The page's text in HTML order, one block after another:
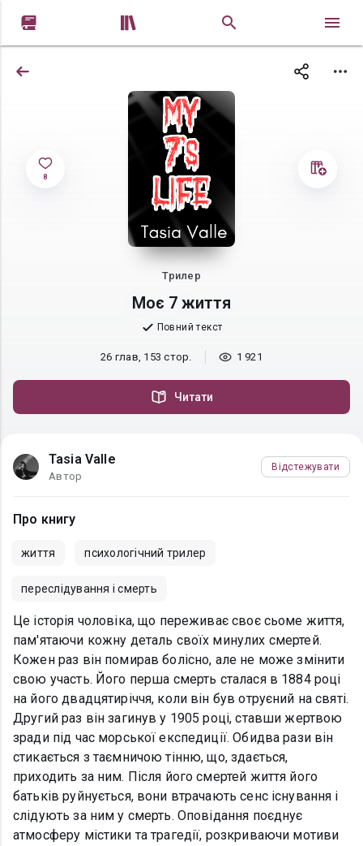
 
8
Трилер
Моє 7 життя
Повний текст
26 глав, 153 стор. 1 921
Читати
Tasia Valle
Автор
Відстежувати
Про книгу
життя психологічний трилер
переслідування і смерть
Це історія чоловіка, що переживає своє сьоме життя,
пам'ятаючи кожну деталь своїх минулих смертей.
Кожен раз він помирав болісно, але не може змінити
свою участь. Його перша смерть сталася в 1884 році
на його двадцятиріччя, коли він був отруєний на святі.
Другий раз він загинув у 1905 році, ставши жертвою
зради під час морської експедиції. Обидва рази він
стикається з таємничою тінню, що, здається,
приходить за ним. Після його смертей життя його
батьків руйнується, вони втрачають сенс існування і
слідують за ним у смерть. Оповідання поєднує
атмосферу містики та трагедії, розкриваючи мотиви